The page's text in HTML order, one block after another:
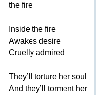
the fire
Inside the fire
Awakes desire
Cruelly admired
They’ torture her soul
And they’ torment her